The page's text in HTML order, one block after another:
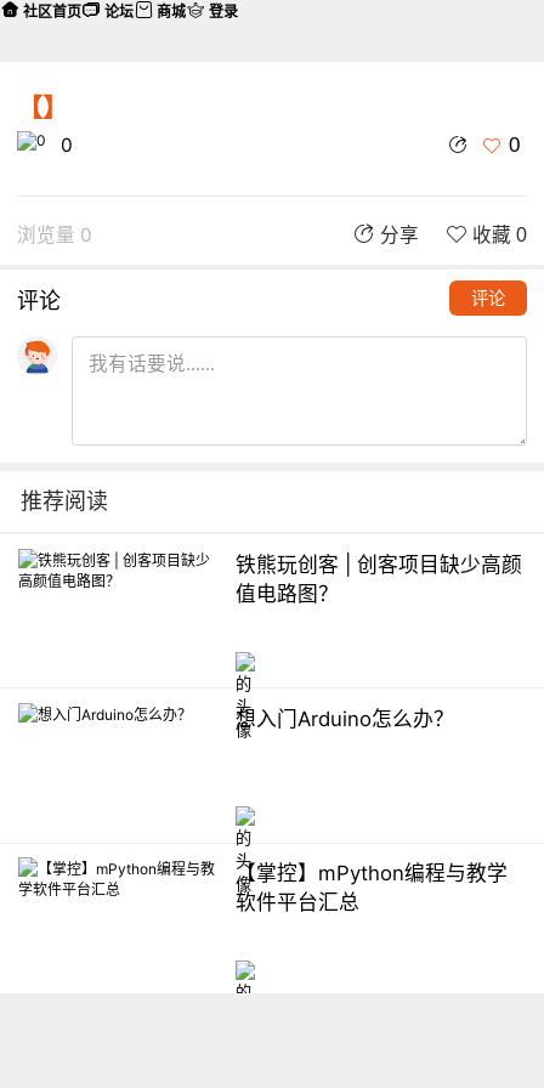
【】
0 0
浏览量 0 分享 收藏 0
评论 评论
推荐阅读
铁熊玩创客 | 创客项目缺少高颜
值电路图？
想入门Arduino怎么办？
【掌控】mPython编程与教学
软件平台汇总
社区首页 论坛 商城 登录